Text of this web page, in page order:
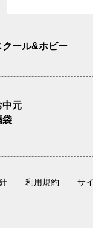
クール&ホビー
中元
袋
利用規約 サ